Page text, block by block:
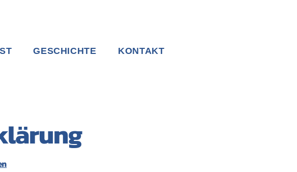
GESCHICHTE KONTAKT